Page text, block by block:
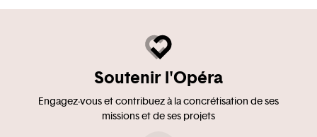
Soutenir l'Opéra
Engagez-vous et contribuez à la concrétisation de ses
missions et de ses projets